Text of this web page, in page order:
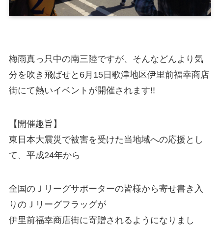
梅雨真っ只中の南三陸ですが、そんなどんより気
分を吹き飛ばせと6月15日歌津地区伊里前福幸商店
街にて熱いイベントが開催されます!!
【開催趣旨】
東日本大震災で被害を受けた当地域への応援とし
て、平成24年から
全国のＪリーグサポーターの皆様から寄せ書き入
りのＪリーグフラッグが
伊里前福幸商店街に寄贈されるようになりまし